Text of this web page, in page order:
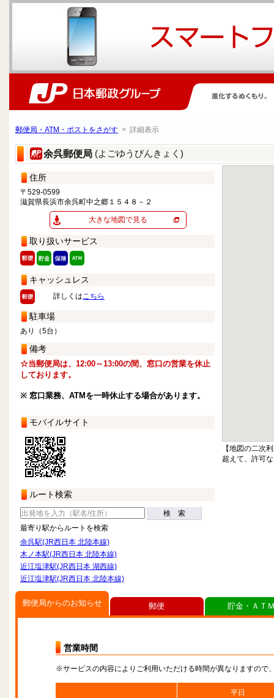
郵便局・ATM・ポストをさがす > 詳細表示
余呉郵便局 (よごゆうびんきょく)
住所
〒529-0599
滋賀県長浜市余呉町中之郷１５４８－２
大きな地図で見る
取り扱いサービス
キャッシュレス
詳しくはこちら
駐車場
あり（5台）
備考
☆当郵便局は、12:00～13:00の間、窓口の営業を休止
しております。
※ 窓口業務、ATMを一時休止する場合があります。
モバイルサイト
ルート検索
検 索
最寄り駅からルートを検索
余呉駅(JR西日本 北陸本線)
木ノ本駅(JR西日本 北陸本線)
近江塩津駅(JR西日本 湖西線)
近江塩津駅(JR西日本 北陸本線)
【地図の二次
超えて、許可
郵便局からのお知らせ
営業時間
※サービスの内容によりご利用いただける時間が異なりますので
平日
郵便 貯金・ＡＴ